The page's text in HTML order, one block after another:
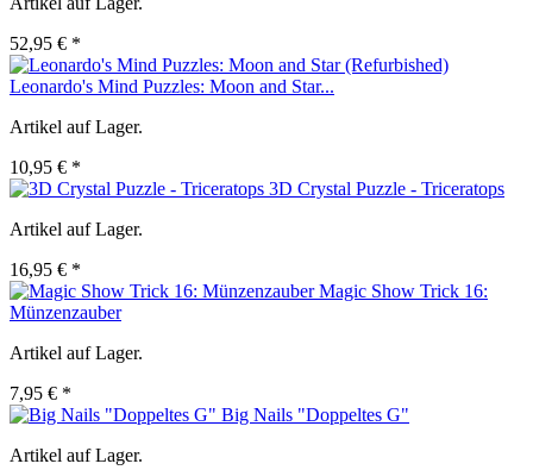
52,95 € *
Leonardo's Mind Puzzles: Moon and Star...
Artikel auf Lager.
10,95 € *
3D Crystal Puzzle - Triceratops
Artikel auf Lager.
16,95 € *
Magic Show Trick 16:
Münzenzauber
Artikel auf Lager.
7,95 € *
Big Nails "Doppeltes G"
Artikel auf Lager.